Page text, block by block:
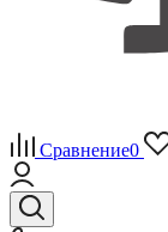
Сравнение0